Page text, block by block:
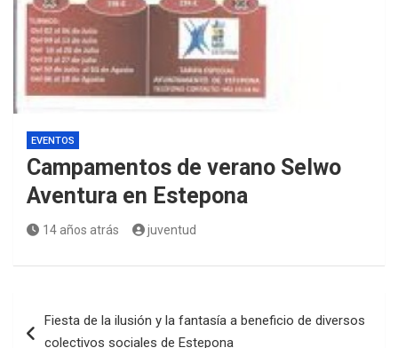
EVENTOS
Campamentos de verano Selwo
Aventura en Estepona
14 años atrás juventud
de
Fiesta de la ilusión y la fantasía a beneficio de diversos
colectivos sociales de Estepona